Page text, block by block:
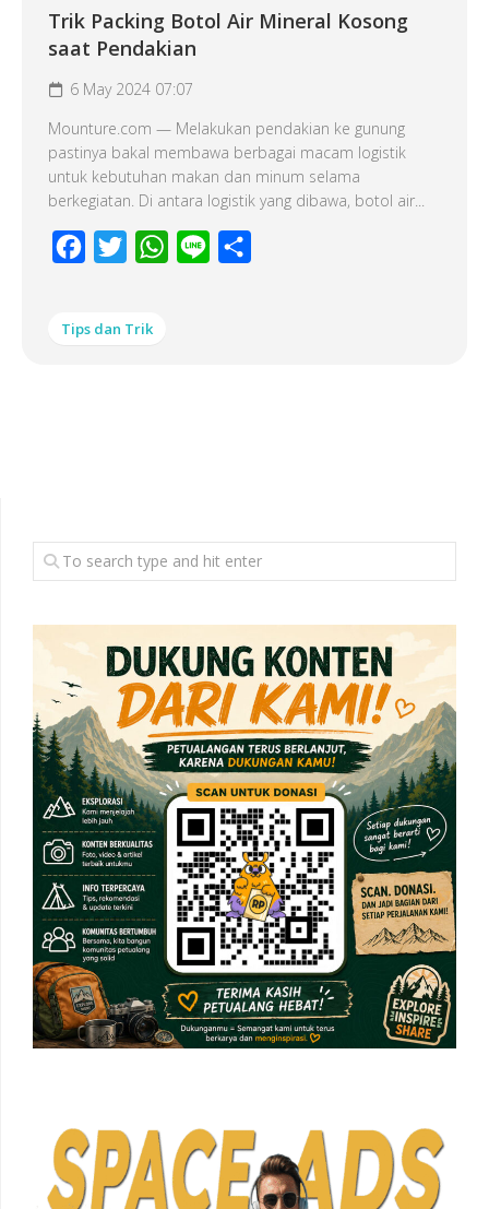
Trik Packing Botol Air Mineral Kosong
saat Pendakian
6 May 2024 07:07
Mounture.com — Melakukan pendakian ke gunung
pastinya bakal membawa berbagai macam logistik
untuk kebutuhan makan dan minum selama
berkegiatan. Di antara logistik yang dibawa, botol air...
Facebook
Twitter WhatsApp
Line
Tips dan Trik